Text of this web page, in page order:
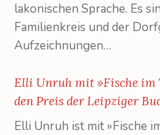
lakonischen Sprache. Es
Familienkreis und der
Aufzeichnungen…
Elli Unruh mit »Fische
den Preis der Leipziger
Elli Unruh ist mit »Fische